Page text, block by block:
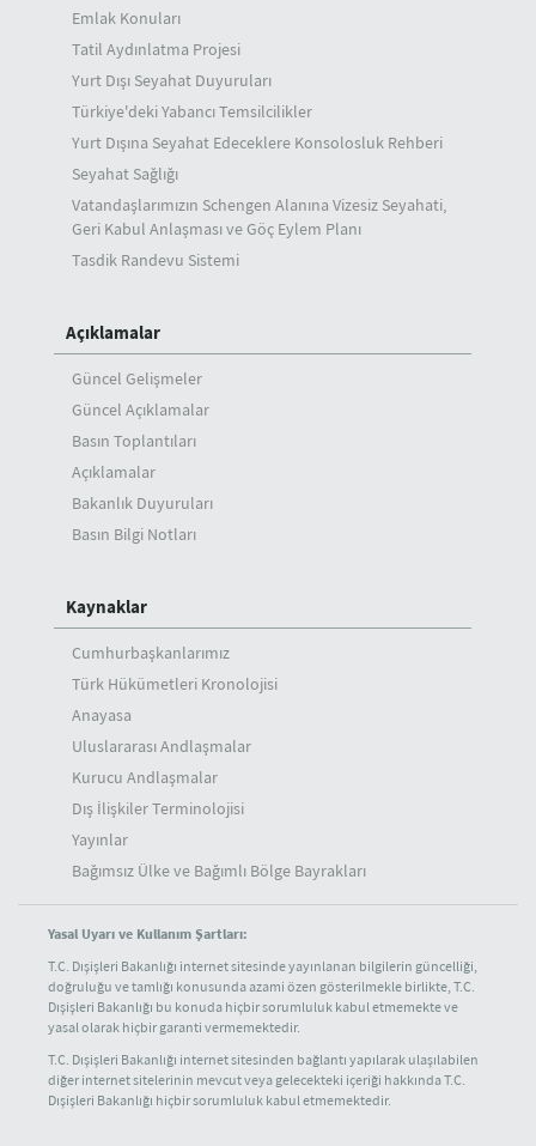
Emlak Konuları
Tatil Aydınlatma Projesi
Yurt Dışı Seyahat Duyuruları
Türkiye'deki Yabancı Temsilcilikler
Yurt Dışına Seyahat Edeceklere Konsolosluk Rehberi
Seyahat Sağlığı
Vatandaşlarımızın Schengen Alanına Vizesiz Seyahati,
Geri Kabul Anlaşması ve Göç Eylem Planı
Tasdik Randevu Sistemi
Açıklamalar
Güncel Gelişmeler
Güncel Açıklamalar
Basın Toplantıları
Açıklamalar
Bakanlık Duyuruları
Basın Bilgi Notları
Kaynaklar
Cumhurbaşkanlarımız
Türk Hükümetleri Kronolojisi
Anayasa
Uluslararası Andlaşmalar
Kurucu Andlaşmalar
Dış İlişkiler Terminolojisi
Yayınlar
Bağımsız Ülke ve Bağımlı Bölge Bayrakları
Yasal Uyarı ve Kullanım Şartları:
T.C. Dışişleri Bakanlığı internet sitesinde yayınlanan bilgilerin güncelliği,
doğruluğu ve tamlığı konusunda azami özen gösterilmekle birlikte, T.C.
Dışişleri Bakanlığı bu konuda hiçbir sorumluluk kabul etmemekte ve
yasal olarak hiçbir garanti vermemektedir.
T.C. Dışişleri Bakanlığı internet sitesinden bağlantı yapılarak ulaşılabilen
diğer internet sitelerinin mevcut veya gelecekteki içeriği hakkında T.C.
Dışişleri Bakanlığı hiçbir sorumluluk kabul etmemektedir.